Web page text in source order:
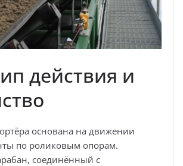
действия и
основана на движении
по роликовым опорам.
соединённый с